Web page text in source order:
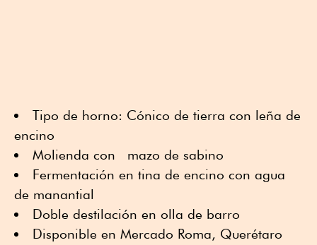
Tipo de horno: Cónico de tierra con leña de
encino
Molienda con mazo de sabino
Fermentación en tina de encino con agua
de manantial
Doble destilación en olla de barro
Disponible en Mercado Roma, Querétaro